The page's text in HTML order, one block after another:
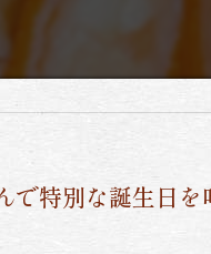
で特別な誕生日